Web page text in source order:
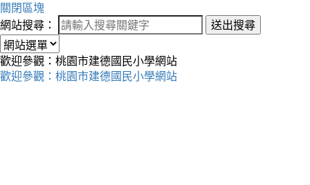
關閉區塊
網站搜尋：
送出搜尋
歡迎參觀：桃園市建德國民小學網站
歡迎參觀：桃園市建德國民小學網站